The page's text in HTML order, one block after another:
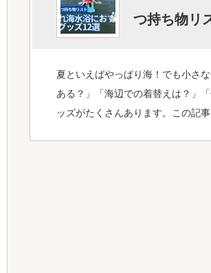
つ持ち物リ
夏といえばやっぱり海！でも小さ
ある？」「海辺での着替えは？」
ッズがたくさんあります。この記